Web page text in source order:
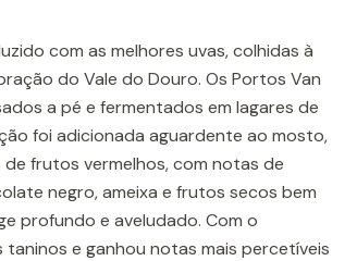
com as melhores uvas, colhidas à
do Vale do Douro. Os Portos Van
a pé e fermentados em lagares de
foi adicionada aguardente ao mosto,
frutos vermelhos, com notas de
negro, ameixa e frutos secos bem
profundo e aveludado. Com o
e ganhou notas mais percetíveis